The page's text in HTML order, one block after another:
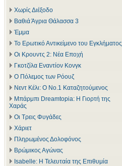
Χωρίς Διέξοδο
Βαθιά Άγρια Θάλασσα 3
Έμμα
Το Ερωτικό Αντικείμενο του Εγκλήματος
Οι Κρουντς 2: Νέα Εποχή
Γκοτζίλα Εναντίον Κονγκ
Ο Πόλεμος των Ρόουζ
Νεντ Κέλι: Ο Νο.1 Καταζητούμενος
Μπάρμπι Dreamtopia: Η Γιορτή της
Χαράς
Οι Τρεις Φυγάδες
Χάριετ
Πληρωμένος Δολοφόνος
Βρώμικος Αγώνας
Isabelle: Η Τελευταία της Επιθυμία